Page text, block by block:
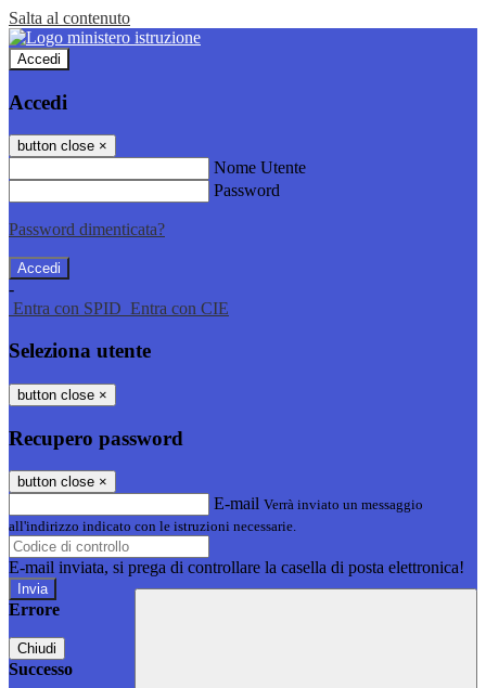
Salta al contenuto
Accedi
Accedi
button close ×
Nome Utente
Password
Password dimenticata?
-
Entra con SPID Entra con CIE
Seleziona utente
button close ×
Recupero password
button close ×
E-mail Verrà inviato un messaggio
all'indirizzo indicato con le istruzioni necessarie.
E-mail inviata, si prega di controllare la casella di posta elettronica!
Errore
Chiudi
Successo